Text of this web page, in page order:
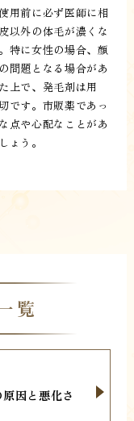
用前に必ず医師に相
以外の体毛が濃くな
特に女性の場合、顔
問題となる場合があ
上で、発毛剤は用
です。市販薬であっ
点や心配なことがあ
ょう。
覧
因と悪化さ